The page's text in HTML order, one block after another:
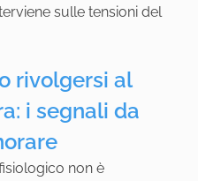
sulle tensioni del
rivolgersi al
i segnali da
non è